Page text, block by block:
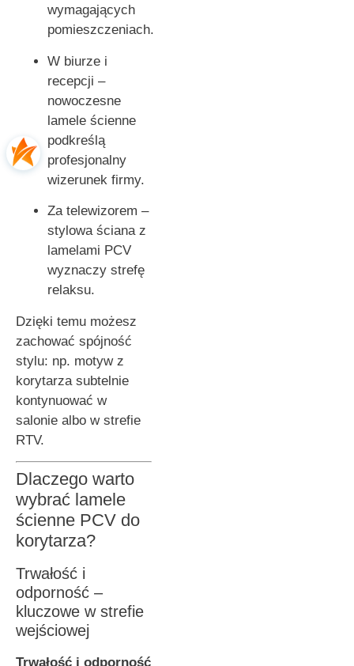
wymagających
pomieszczeniach.
W biurze i
recepcji –
nowoczesne
lamele ścienne
podkreślą
profesjonalny
wizerunek firmy.
Za telewizorem –
stylowa ściana z
lamelami PCV
wyznaczy strefę
relaksu.
Dzięki temu możesz
zachować spójność
stylu: np. motyw z
korytarza subtelnie
kontynuować w
salonie albo w strefie
RTV.
Dlaczego warto
wybrać lamele
ścienne PCV do
korytarza?
Trwałość i
odporność –
kluczowe w strefie
wejściowej
Trwałość i odporność